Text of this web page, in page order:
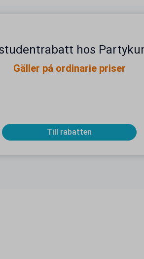
hos
Gäller på ordinarie priser
Till rabatten